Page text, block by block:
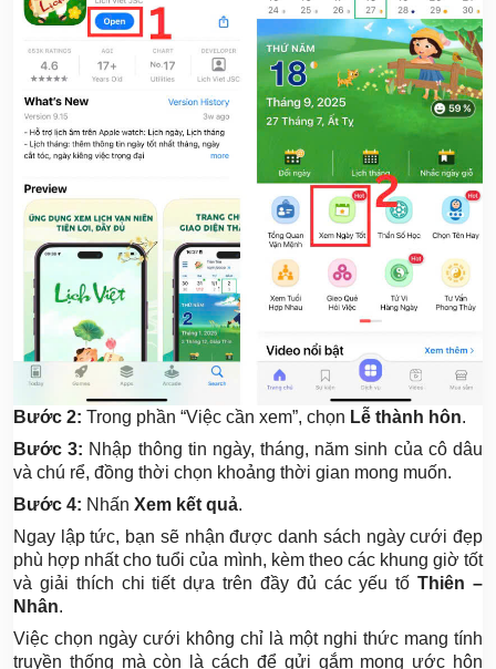
Bước 2: Trong phần “Việc cần xem”, chọn Lễ thành hôn.
Bước 3: Nhập thông tin ngày, tháng, năm sinh của cô dâu
và chú rể, đồng thời chọn khoảng thời gian mong muốn.
Bước 4: Nhấn Xem kết quả.
Ngay lập tức, bạn sẽ nhận được danh sách ngày cưới đẹp
phù hợp nhất cho tuổi của mình, kèm theo các khung giờ tốt
và giải thích chi tiết dựa trên đầy đủ các yếu tốThiên –
Nhân.
Việc chọn ngày cưới không chỉ là một nghi thức mang tính
truyền thống mà còn là cách để gửi gắm mong ước hôn